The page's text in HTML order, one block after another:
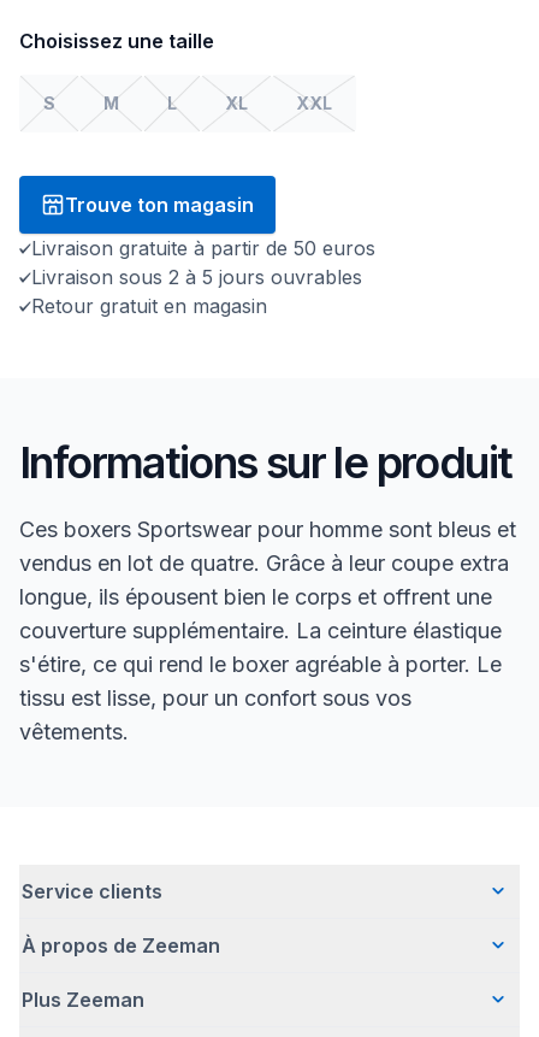
Choisissez une taille
S M L XL XXL
Trouve ton magasin
Livraison gratuite à partir de 50 euros
Livraison sous 2 à 5 jours ouvrables
Retour gratuit en magasin
Informations sur le produit
Ces boxers Sportswear pour homme sont bleus et
vendus en lot de quatre. Grâce à leur coupe extra
longue, ils épousent bien le corps et offrent une
couverture supplémentaire. La ceinture élastique
s'étire, ce qui rend le boxer agréable à porter. Le
tissu est lisse, pour un confort sous vos
vêtements.
Service clients
Questions fréquentes
Livraison
À propos de Zeeman
Qui sommes-nous ?
Plus Zeeman